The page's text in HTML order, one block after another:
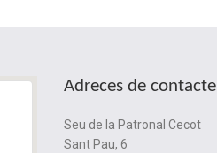
Adreces de contacte
Seu de la Patronal Cecot
Sant Pau, 6